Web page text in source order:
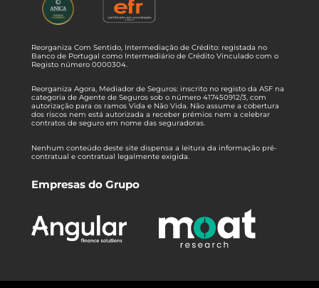
Reorganiza Com Sentido, Intermediação de Crédito: registada no
Banco de Portugal como Intermediário de Crédito Vinculado com o
Registo número 0000304.
Reorganiza Agora, Mediador de Seguros: inscrito no registo da ASF na
categoria de Agente de Seguros sob o número 417450912/3, com
autorização para os ramos Vida e Não Vida. Não assume a cobertura
dos riscos nem está autorizada a receber prémios nem a celebrar
contratos de seguro em nome das seguradoras.
Nenhum conteúdo deste site dispensa a leitura da informação pré-
contratual e contratual legalmente exigida.
Empresas do Grupo